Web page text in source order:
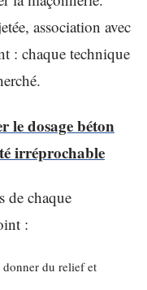
association avec
: chaque technique
le dosage béton
irréprochable
de chaque
:
du relief et